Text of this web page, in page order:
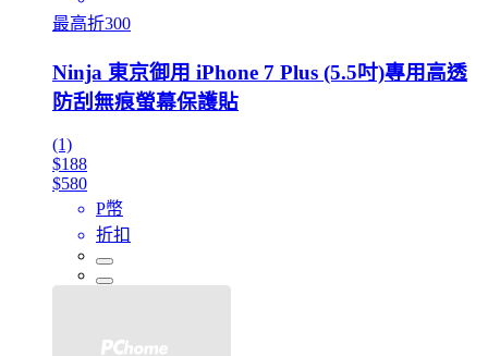
最高折300
Ninja 東京御用 iPhone 7 Plus (5.5吋)專用高透
防刮無痕螢幕保護貼
(1)
$188
$580
P幣
折扣